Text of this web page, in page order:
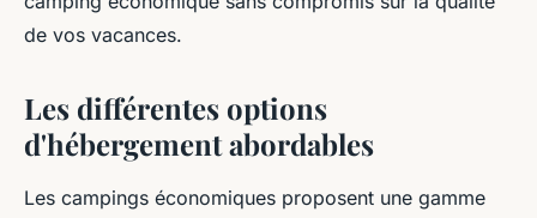
de vos vacances.
Les différentes options
d'hébergement abordables
Les campings économiques proposent une gamme